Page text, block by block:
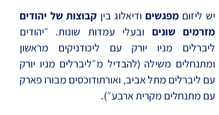
יש ליזוםמפגשים ודיאלוג בין קבוצות של יהודים
מזרמים שונים ובעלי עמדות שונות. ״יהודים
ליברלים מניו יורק עם ליכודניקים מראשון
ומתנחלים משילה (להבדיל מ״ליברלים מניו יורק
עם ליברלים מתל אביב, ואורתודוכסים מבורו פארק
עם מתנחלים מקרית ארבע״).